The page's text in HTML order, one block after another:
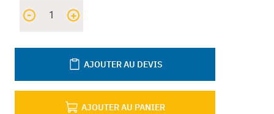
+
-
AJOUTER AU PANIER
AJOUTER AU DEVIS